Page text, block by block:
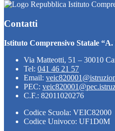
Istituto
Contatti
Istituto Comprensivo Statale “A.
Via Matteotti, 51 – 30010
Tel: 041 46 21 57
Email:
PEC:
C.F.: 82011020276
Codice Scuola: VEIC82000
Codice Univoco: UF1D0M